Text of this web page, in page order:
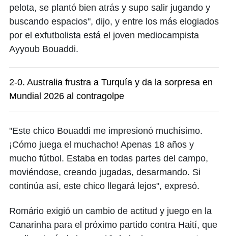
pelota, se plantó bien atrás y supo salir jugando y
buscando espacios", dijo, y entre los más elogiados
por el exfutbolista está el joven mediocampista
Ayyoub Bouaddi.
2-0. Australia frustra a Turquía y da la sorpresa en
Mundial 2026 al contragolpe
"Este chico Bouaddi me impresionó muchísimo.
¡Cómo juega el muchacho! Apenas 18 años y
mucho fútbol. Estaba en todas partes del campo,
moviéndose, creando jugadas, desarmando. Si
continúa así, este chico llegará lejos", expresó.
Romário exigió un cambio de actitud y juego en la
Canarinha para el próximo partido contra Haití, que